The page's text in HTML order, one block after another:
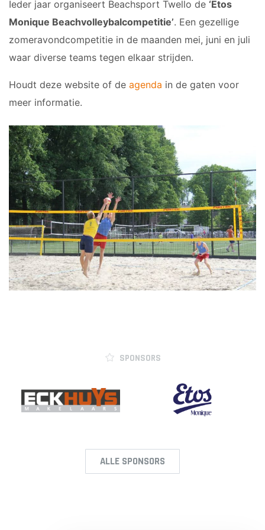
Ieder jaar organiseert Beachsport Twello de ‘Etos
Monique Beachvolleybalcompetitie’. Een gezellige
zomeravondcompetitie in de maanden mei, juni en juli
waar diverse teams tegen elkaar strijden.
Houdt deze website of de agenda in de gaten voor
meer informatie.
SPONSORS
ALLE SPONSORS